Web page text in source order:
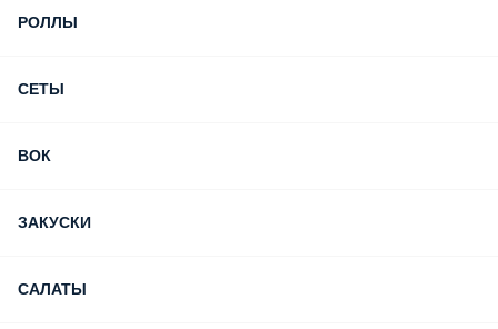
РОЛЛЫ
СЕТЫ
ВОК
ЗАКУСКИ
САЛАТЫ